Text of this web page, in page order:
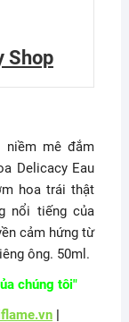
Shop
mê đắm
Delicacy Eau
hoa trái thật
nổi tiếng của
cảm hứng từ
ông. 50ml.
chúng tôi"
|